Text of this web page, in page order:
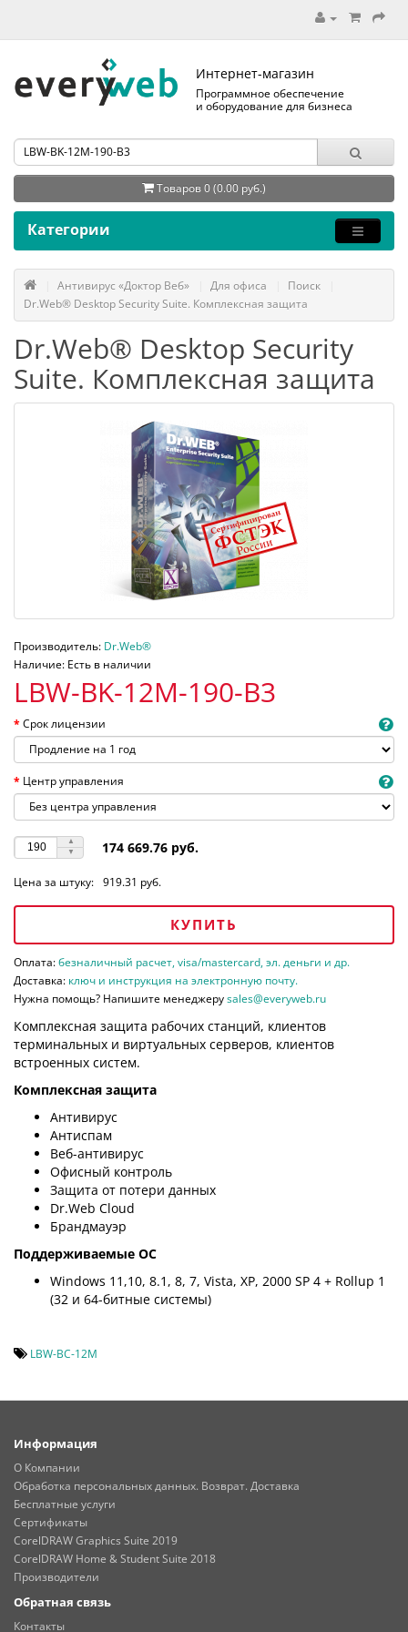
Интернет-магазин
Программное обеспечение
и оборудование для бизнеса
Товаров 0 (0.00 руб.)
Категории
Антивирус «Доктор Веб» Для офиса
Поиск
Dr.Web® Desktop Security Suite. Комплексная защита
Dr.Web® Desktop Security
Suite. Комплексная защита
Производитель: Dr.Web®
Наличие: Есть в наличии
LBW-BK-12M-190-B3
Срок лицензии
Центр управления
174 669.76 руб.
Цена за штуку: 919.31 руб.
КУПИТЬ
Оплата:безналичный расчет, visa/mastercard, эл. деньги и др.
Доставка: ключ и инструкция на электронную почту.
Нужна помощь? Напишите менеджеруsales@everyweb.ru
Комплексная защита рабочих станций, клиентов
терминальных и виртуальных серверов, клиентов
встроенных систем.
Комплексная защита
Антивирус
Антиспам
Веб-антивирус
Офисный контроль
Защита от потери данных
Dr.Web Cloud
Брандмауэр
Поддерживаемые ОС
Windows 11,10, 8.1, 8, 7, Vista, XP, 2000 SP 4 + Rollup 1
(32 и 64-битные системы)
LBW-BC-12M
Информация
О Компании
Обработка персональных данных. Возврат. Доставка
Бесплатные услуги
Сертификаты
CorelDRAW Graphics Suite 2019
CorelDRAW Home & Student Suite 2018
Производители
Обратная связь
Контакты